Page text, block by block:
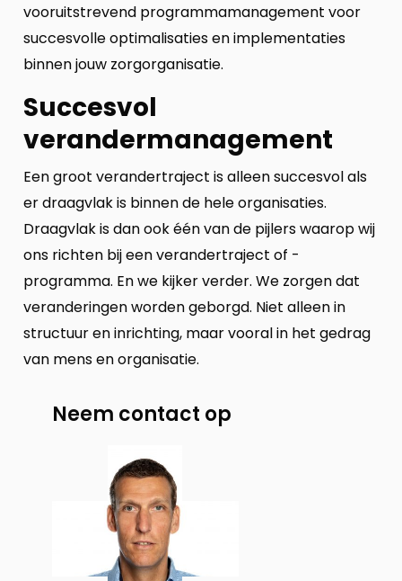
vooruitstrevend programmamanagement voor
succesvolle optimalisaties en implementaties
binnen jouw zorgorganisatie.
Succesvol
verandermanagement
Een groot verandertraject is alleen succesvol als
er draagvlak is binnen de hele organisaties.
Draagvlak is dan ook één van de pijlers waarop wij
ons richten bij een verandertraject of -
programma. En we kijker verder. We zorgen dat
veranderingen worden geborgd. Niet alleen in
structuur en inrichting, maar vooral in het gedrag
van mens en organisatie.
Neem contact op